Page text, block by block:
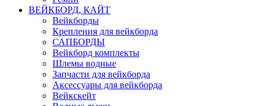
ВЕЙКБОРД, КАЙТ
Вейкборды
Крепления для вейкборда
САПБОРДЫ
Вейкборд комплекты
Шлемы водные
Запчасти для вейкборда
Аксессуары для вейкборда
Вейкскейт